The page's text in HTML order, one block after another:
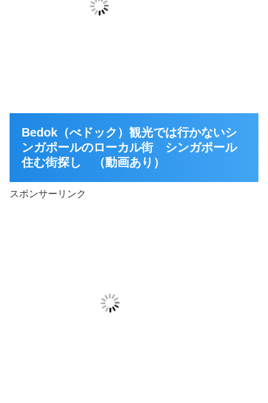
Bedok（べドック）観光では行かないシ
ンガポールのローカル街 シンガポール
住む街探し （動画あり）
スポンサーリンク